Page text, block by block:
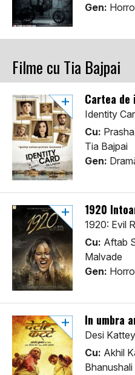
Gen:
Filme cu Tia Bajpai
Cartea
Identity
Cu:
Tia Bajpai
Gen:
1920
1920: Evil
Cu: Aftab
Malvade
Gen:
In umbra
Desi Kattey
Cu: Akhil
Bhanushali